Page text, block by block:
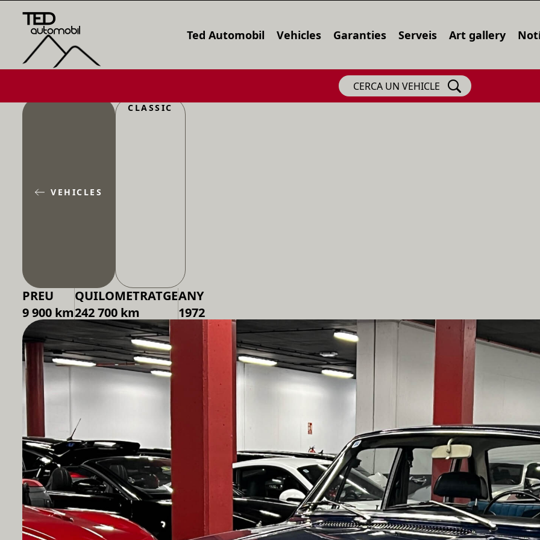
Ted Automobil Vehicles Garanties Serveis Art gallery
CERCA UN VEHICLE
VEHICLES
CLASSIC
PREU
9 900 km
QUILOMETRATGE
242 700 km
ANY
1972